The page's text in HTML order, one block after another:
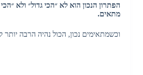
הפתרון הנכון הוא לא ״הכי גדול״ ולא
מתאים.
וכשמתאימים נכון, הכול נהיה הרבה יותר